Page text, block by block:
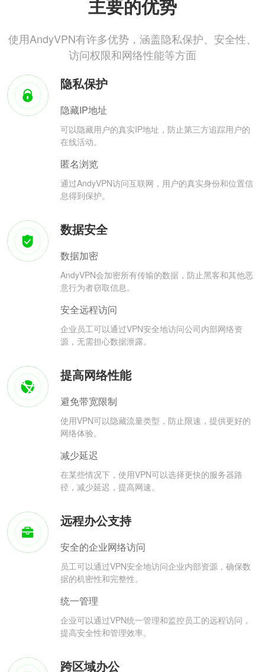
主要的优势
使用AndyVPN有许多优势，涵盖隐私保护、安全性、
访问权限和网络性能等方面
隐私保护
隐藏IP地址
可以隐藏用户的真实IP地址，防止第三方追踪用户的
在线活动。
匿名浏览
通过AndyVPN访问互联网，用户的真实身份和位置信
息得到保护。
数据安全
数据加密
AndyVPN会加密所有传输的数据，防止黑客和其他恶
意行为者窃取信息。
安全远程访问
企业员工可以通过VPN安全地访问公司内部网络资
源，无需担心数据泄露。
提高网络性能
避免带宽限制
使用VPN可以隐藏流量类型，防止限速，提供更好的
网络体验。
减少延迟
在某些情况下，使用VPN可以选择更快的服务器路
径，减少延迟，提高网速。
远程办公支持
安全的企业网络访问
员工可以通过VPN安全地访问企业内部资源，确保数
据的机密性和完整性。
统一管理
企业可以通过VPN统一管理和监控员工的远程访问，
提高安全性和管理效率。
跨区域办公